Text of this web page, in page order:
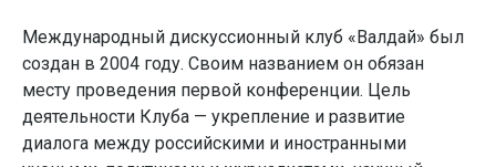
Международный дискуссионный клуб «Валдай» был
создан в 2004 году. Своим названием он обязан
месту проведения первой конференции. Цель
деятельности Клуба — укрепление и развитие
диалога между российскими и иностранными